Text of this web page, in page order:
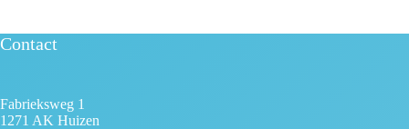
Contact
Fabrieksweg 1
1271 AK Huizen